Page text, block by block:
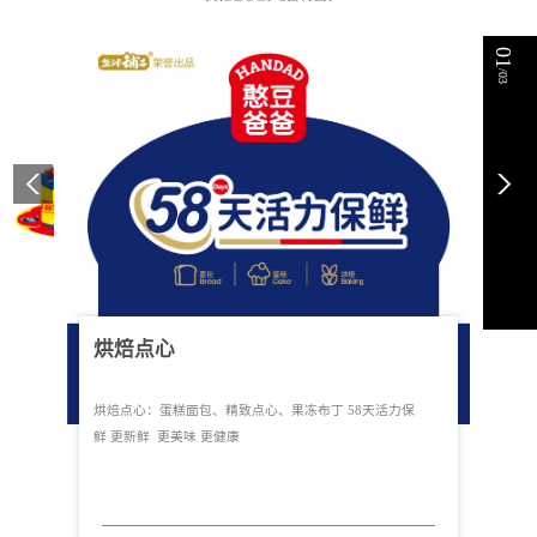
烘焙点心
烘焙点心：蛋糕面包、精致点心、果冻布丁 58天活力保
鲜 更新鲜 更美味 更健康
01
/03